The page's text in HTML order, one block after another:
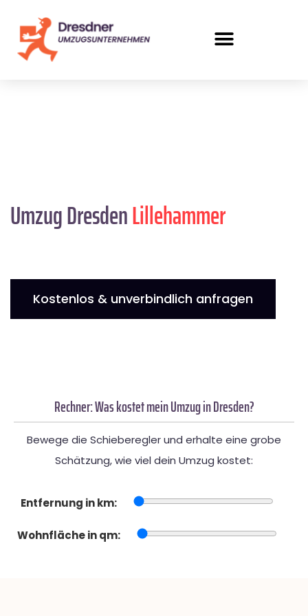
Umzug DresdenLillehammer
Kostenlos & unverbindlich anfragen
Rechner: Was kostet mein Umzug in Dresden?
Bewege die Schieberegler und erhalte eine grobe
Schätzung, wie viel dein Umzug kostet:
Entfernung in km:
Wohnfläche in qm: